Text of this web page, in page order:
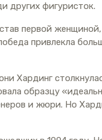
других фигуристок.
первой
привлекла
Хардинг
образцу
и жюри. Но